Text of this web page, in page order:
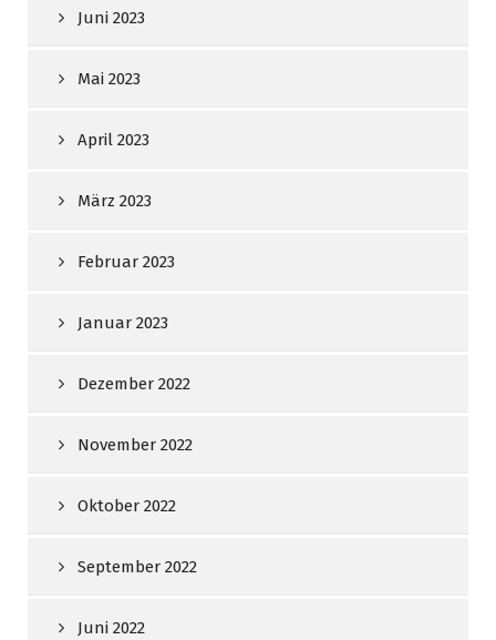
Juni 2023
Mai 2023
April 2023
März 2023
Februar 2023
Januar 2023
Dezember 2022
November 2022
Oktober 2022
September 2022
Juni 2022